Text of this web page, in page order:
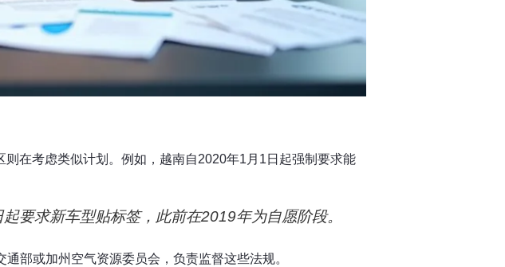
在考虑类似计划。例如，越南自2020年1月1日起强制要求能
要求新车型贴标签，此前在2019年为自愿阶段。
部或加州空气资源委员会，负责监督这些法规。